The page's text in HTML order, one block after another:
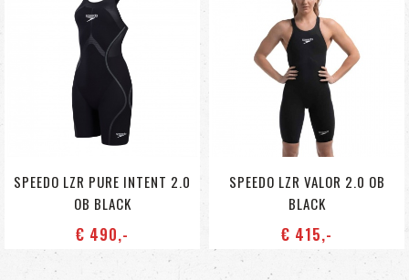
SPEEDO LZR PURE INTENT 2.0
OB BLACK
€ 490,-
SPEEDO LZR VALOR 2.0 OB
BLACK
€ 415,-